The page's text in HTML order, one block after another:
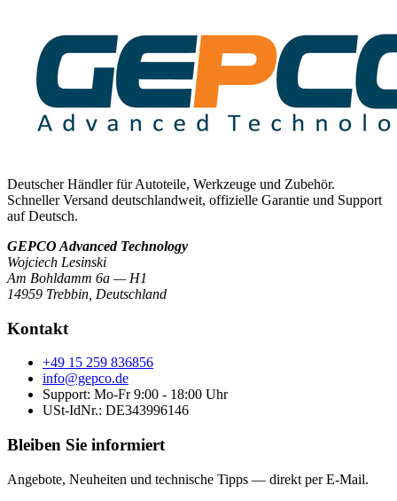
Deutscher Händler für Autoteile, Werkzeuge und Zubehör.
Schneller Versand deutschlandweit, offizielle Garantie und Support
auf Deutsch.
GEPCO Advanced Technology
Wojciech Lesinski
Am Bohldamm 6a — H1
14959 Trebbin Deutschland
Kontakt
+49 15 259 836856
info@gepco.de
Support: Mo-Fr 9:00 - 18:00 Uhr
USt-IdNr.: DE343996146
Bleiben Sie informiert
Angebote, Neuheiten und technische Tipps — direkt per E-Mail.